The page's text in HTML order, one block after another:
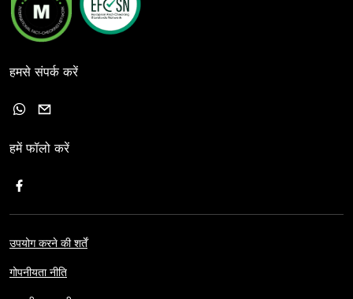
हमसे संपर्क करें
हमें फॉलो करें
उपयोग करने की शर्तें
गोपनीयता नीति